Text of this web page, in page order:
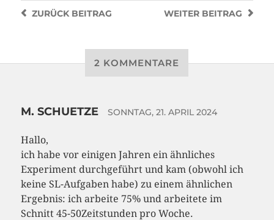
WEITER BEITRAG
ZURÜCKBEITRAG
2 KOMMENTARE
M. SCHUETZE SONNTAG, 21. APRIL 2024
Hallo,
ich habe vor einigen Jahren ein ähnliches
Experiment durchgeführt und kam (obwohl ich
keine SL-Aufgaben habe) zu einem ähnlichen
Ergebnis: ich arbeite 75% und arbeitete im
Schnitt 45-50Zeitstunden pro Woche.